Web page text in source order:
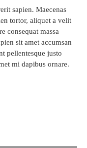
sapien. Maecenas
tortor, aliquet a velit
consequat massa
sit amet accumsan
pellentesque justo
mi dapibus ornare.